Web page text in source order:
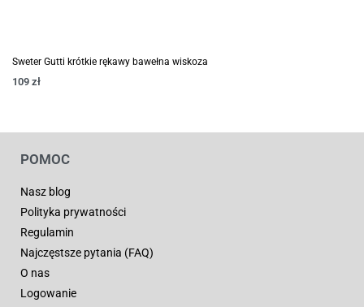
Sweter Gutti krótkie rękawy bawełna wiskoza
109 zł
POMOC
Nasz blog
Polityka prywatności
Regulamin
Najczęstsze pytania (FAQ)
O nas
Logowanie